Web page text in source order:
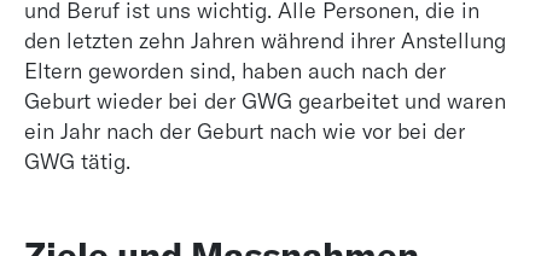
und Beruf ist uns wichtig. Alle Personen, die in
den letzten zehn Jahren während ihrer Anstellung
Eltern geworden sind, haben auch nach der
Geburt wieder bei der GWG gearbeitet und waren
ein Jahr nach der Geburt nach wie vor bei der
GWG tätig.